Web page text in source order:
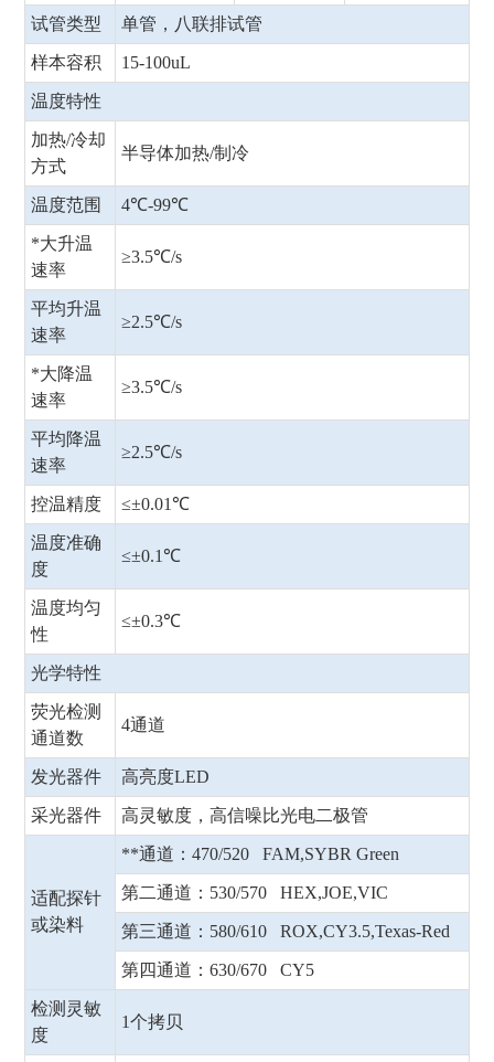
试管类型 单管，八联排试管
样本容积 15-100uL
温度特性
加热/冷却
方式
半导体加热/制冷
温度范围 4℃-99℃
*大升温
速率
≥3.5℃/s
平均升温
速率
≥2.5℃/s
*大降温
速率
≥3.5℃/s
平均降温
速率
≥2.5℃/s
控温精度 ≤±0.01℃
温度准确
度
≤±0.1℃
温度均匀
性
≤±0.3℃
光学特性
荧光检测
通道数
4通道
发光器件 高亮度LED
采光器件 高灵敏度，高信噪比光电二极管
适配探针
或染料
**通道：470/520 FAM,SYBR Green
第二通道：530/570 HEX,JOE,VIC
第三通道：580/610 ROX,CY3.5,Texas-Red
第四通道：630/670 CY5
检测灵敏
度
1个拷贝